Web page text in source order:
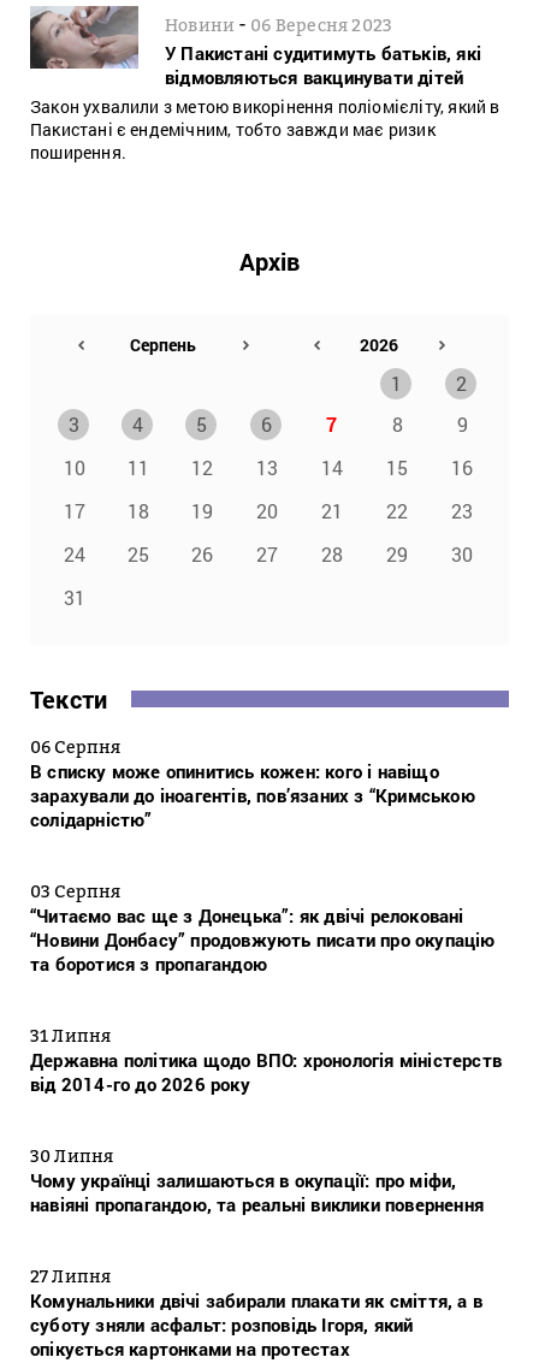
Новини - 06 Вересня 2023
У Пакистані судитимуть батьків, які
відмовляються вакцинувати дітей
Закон ухвалили з метою викорінення поліомієліту, який в
Пакистані є ендемічним, тобто завжди має ризик
поширення.
Архів
1
2
3
4 5 6 7 8
9
10
11 12 13 14 15
16
17
18 19 20 21 22
23
24
25 26 27 28 29
30
31
Тексти
06 Серпня
В списку може опинитись кожен: кого і навіщо
зарахували до іноагентів, пов’язаних з “Кримською
солідарністю”
03 Серпня
“Читаємо вас ще з Донецька”: як двічі релоковані
“Новини Донбасу” продовжують писати про окупацію
та боротися з пропагандою
31 Липня
Державна політика щодо ВПО: хронологія міністерств
від 2014-го до 2026 року
30 Липня
Чому українці залишаються в окупації: про міфи,
навіяні пропагандою, та реальні виклики повернення
27 Липня
Комунальники двічі забирали плакати як сміття, а в
суботу зняли асфальт: розповідь Ігоря, який
опікується картонками на протестах